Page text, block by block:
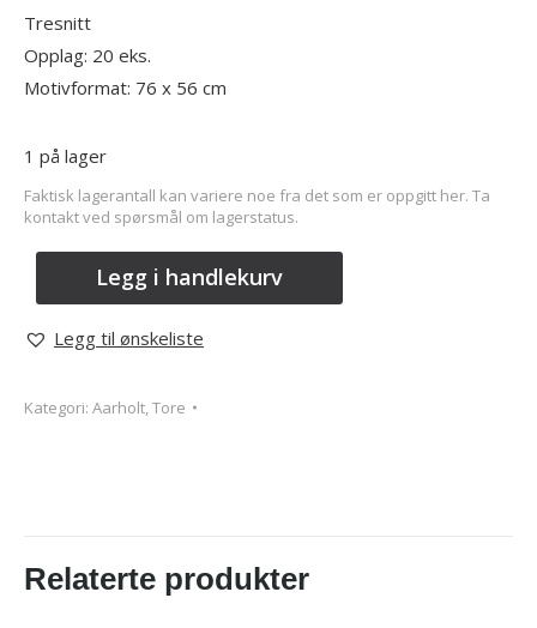
Tresnitt
Opplag: 20 eks.
Motivformat: 76 x 56 cm
1 på lager
Faktisk lagerantall kan variere noe fra det som er oppgitt her. Ta
kontakt ved spørsmål om lagerstatus.
Legg i handlekurv
Legg til ønskeliste
Kategori: Aarholt, Tore
Relaterte produkter